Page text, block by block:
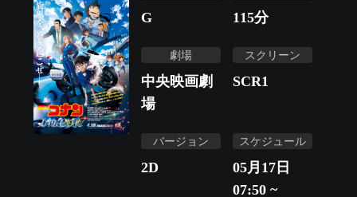
G 115分
劇場
中央映画劇
場
スクリーン
SCR1
バージョン
2D
スケジュール
05月17日
07:50 ~